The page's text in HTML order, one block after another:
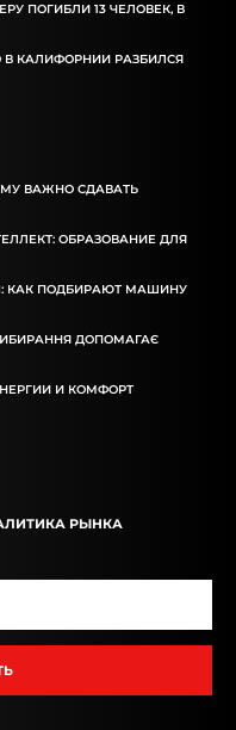
ПОГИБЛИ 13 ЧЕЛОВЕК, В
КАЛИФОРНИИ РАЗБИЛСЯ
ВАЖНО СДАВАТЬ
ОБРАЗОВАНИЕ ДЛЯ
КАК ПОДБИРАЮТ МАШИНУ
ДОПОМАГАЄ
И КОМФОРТ
РЫНКА